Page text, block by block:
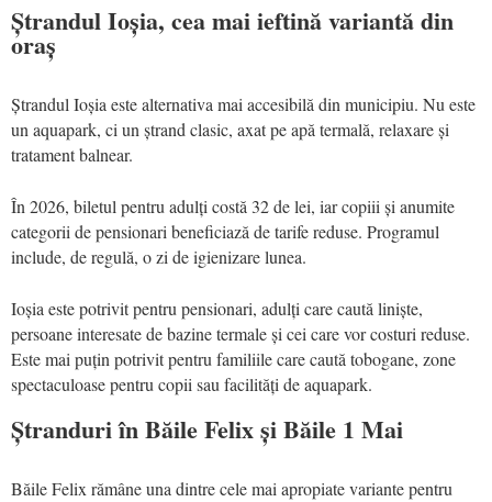
Ștrandul Ioșia, cea mai ieftină variantă din
oraș
Ștrandul Ioșia este alternativa mai accesibilă din municipiu. Nu este
un aquapark, ci un ștrand clasic, axat pe apă termală, relaxare și
tratament balnear.
În 2026, biletul pentru adulți costă 32 de lei, iar copiii și anumite
categorii de pensionari beneficiază de tarife reduse. Programul
include, de regulă, o zi de igienizare lunea.
Ioșia este potrivit pentru pensionari, adulți care caută liniște,
persoane interesate de bazine termale și cei care vor costuri reduse.
Este mai puțin potrivit pentru familiile care caută tobogane, zone
spectaculoase pentru copii sau facilități de aquapark.
Ștranduri în Băile Felix și Băile 1 Mai
Băile Felix rămâne una dintre cele mai apropiate variante pentru